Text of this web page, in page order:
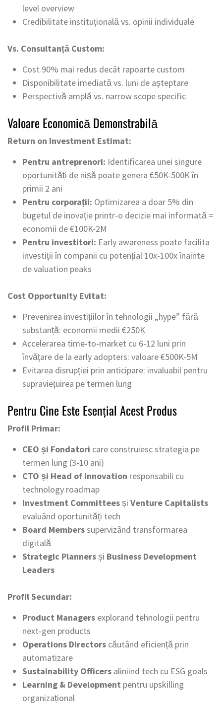
level overview
Credibilitate instituțională vs. opinii individuale
Vs. Consultanță Custom:
Cost 90% mai redus decât rapoarte custom
Disponibilitate imediată vs. luni de așteptare
Perspectivă amplă vs. narrow scope specific
Valoare Economică Demonstrabilă
Return on Investment Estimat:
Pentru antreprenori: Identificarea unei singure
oportunități de nișă poate genera €50K-500K în
primii 2 ani
Pentru corporații: Optimizarea a doar 5% din
bugetul de inovație printr-o decizie mai informată =
economii de €100K-2M
Pentru investitori: Early awareness poate facilita
investiții în companii cu potențial 10x-100x înainte
de valuation peaks
Cost Opportunity Evitat:
Prevenirea investițiilor în tehnologii „hype” fără
substanță: economii medii €250K
Accelerarea time-to-market cu 6-12 luni prin
învățare de la early adopters: valoare €500K-5M
Evitarea disrupției prin anticipare: invaluabil pentru
supraviețuirea pe termen lung
Pentru Cine Este Esențial Acest Produs
Profil Primar:
CEO și Fondatori care construiesc strategia pe
termen lung (3-10 ani)
CTO și Head of Innovation responsabili cu
technology roadmap
Investment Committeesși Venture Capitalists
evaluând oportunități tech
Board Memberssupervizând transformarea
digitală
Strategic Plannersși Business Development
Leaders
Profil Secundar:
Product Managers explorand tehnologii pentru
next-gen products
Operations Directors căutând eficiență prin
automatizare
Sustainability Officers aliniind tech cu ESG goals
Learning & Development pentru upskilling
organizațional